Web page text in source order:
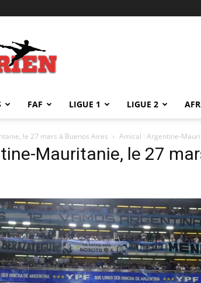
FAF LIGUE 1 LIGUE 2
le 27 mars à Buenos Aires Amical : Argentine-
Mauritanie, le 27